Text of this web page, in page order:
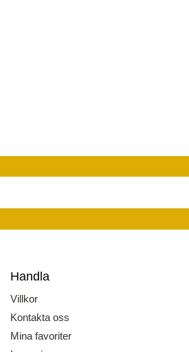
Handla
Villkor
Kontakta oss
Mina favoriter